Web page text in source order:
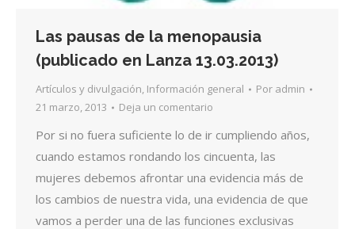
Las pausas de la menopausia
(publicado en Lanza 13.03.2013)
Artículos y divulgación, Información general Por admin
21 marzo, 2013
Deja un comentario
Por si no fuera suficiente lo de ir cumpliendo años,
cuando estamos rondando los cincuenta, las
mujeres debemos afrontar una evidencia más de
los cambios de nuestra vida, una evidencia de que
vamos a perder una de las funciones exclusivas